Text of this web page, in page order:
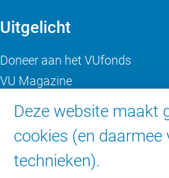
Deze website maakt
cookies (en daarmee
technieken).
Uitgelicht
Doneer aan het VUfonds
VU Magazine
Over de VU